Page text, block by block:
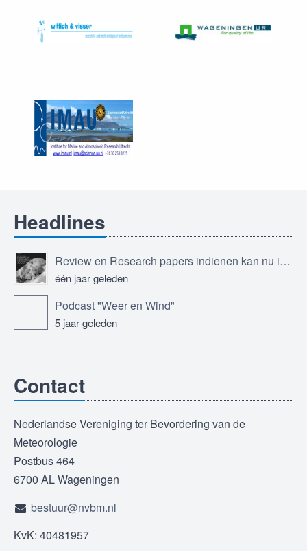
Headlines
Review en Research papers indienen kan nu in Journal of the European Meteorological Society
één jaar geleden
Podcast "Weer en Wind"
5 jaar geleden
Contact
Nederlandse Vereniging ter Bevordering van de
Meteorologie
Postbus 464
6700 AL Wageningen
bestuur@nvbm.nl
KvK: 40481957